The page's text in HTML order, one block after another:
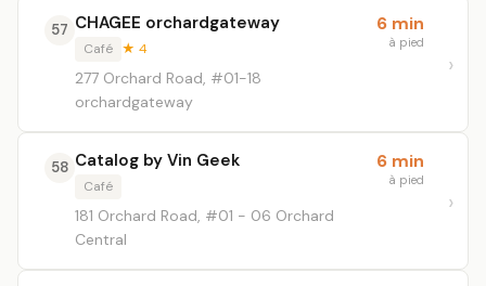
57 CHAGEE orchardgateway
Café ★ 4
277 Orchard Road, #01-18
orchardgateway
6 min
à pied
58 Catalog by Vin Geek
Café
181 Orchard Road, #01 - 06 Orchard
Central
6 min
à pied